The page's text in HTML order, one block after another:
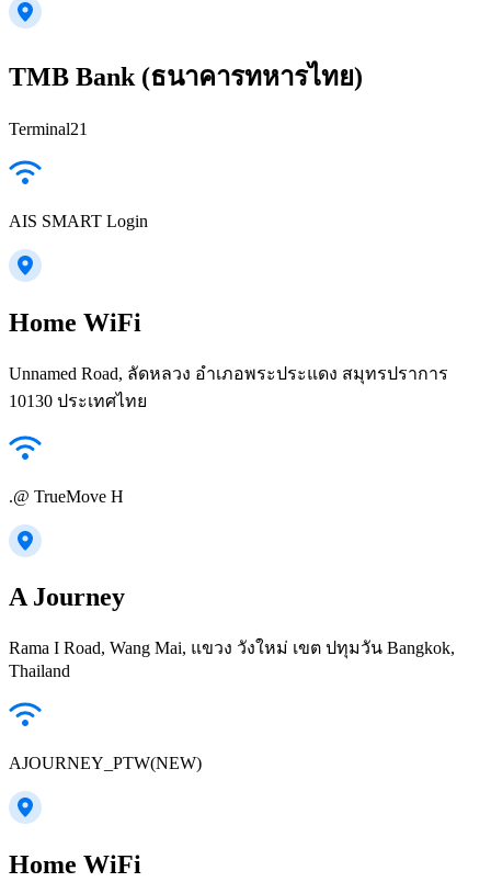
TMB Bank (ธนาคารทหารไทย)
Terminal21
AIS SMART Login
Home WiFi
Unnamed Road, ลัดหลวง อำเภอพระประแดง สมุทรปราการ
10130 ประเทศไทย
.@ TrueMove H
A Journey
Rama I Road, Wang Mai, แขวง วังใหม่ เขต ปทุมวัน Bangkok,
Thailand
AJOURNEY_PTW(NEW)
Home WiFi